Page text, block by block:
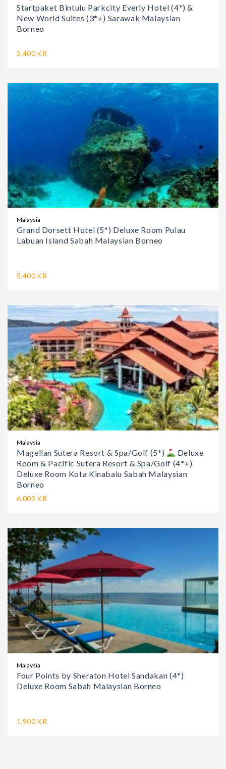
Startpaket Bintulu Parkcity Everly Hotel (4*) &
New World Suites (3*+) Sarawak Malaysian
Borneo
2.400 KR
Malaysia
Grand Dorsett Hotel (5*) Deluxe Room Pulau
Labuan Island Sabah Malaysian Borneo
5.400 KR
Malaysia
Magellan Sutera Resort & Spa/Golf (5*)
Deluxe
Room & Pacific Sutera Resort & Spa/Golf (4*+)
Deluxe Room Kota Kinabalu Sabah Malaysian
Borneo
6.000 KR
Malaysia
Four Points by Sheraton Hotel Sandakan (4*)
Deluxe Room Sabah Malaysian Borneo
1.900 KR